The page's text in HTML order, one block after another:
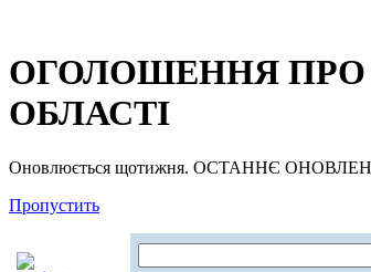
ОГОЛОШЕННЯ ПРО
ОБЛАСТІ
Оновлюється щотижня. ОСТАННЄ
Пропустить